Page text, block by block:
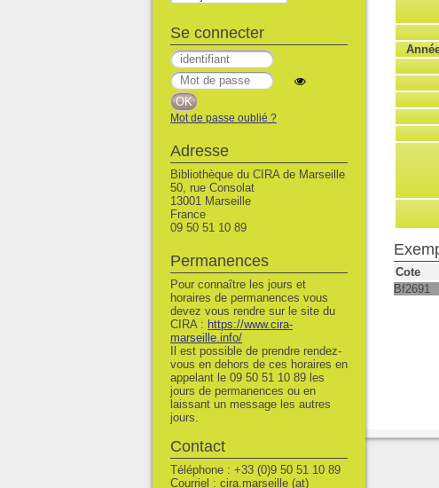
Cote
Bf2691
Se connecter
Mot de passe oublié ?
Adresse
Bibliothèque du CIRA de Marseille
50, rue Consolat
13001 Marseille
France
09 50 51 10 89
Permanences
Pour connaître les jours et
horaires de permanences vous
devez vous rendre sur le site du
CIRA : https://www.cira-
marseille.info/
Il est possible de prendre rendez-
vous en dehors de ces horaires en
appelant le 09 50 51 10 89 les
jours de permanences ou en
laissant un message les autres
jours.
Contact
Téléphone : +33 (0)9 50 51 10 89
Courriel : cira.marseille (at)